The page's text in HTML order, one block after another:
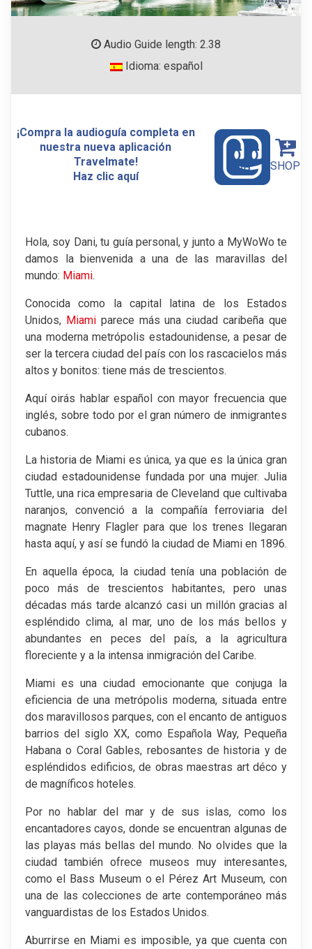
Audio Guide length: 2.38
Idioma: español
¡Compra la audioguía completa en
nuestra nueva aplicación
Travelmate!
Haz clic aquí
SHOP
Hola, soy Dani, tu guía personal, y junto a MyWoWo te
damos la bienvenida a una de las maravillas del
mundo: Miami.
Conocida como la capital latina de los Estados
Unidos, Miamiparece más una ciudad caribeña que
una moderna metrópolis estadounidense, a pesar de
ser la tercera ciudad del país con los rascacielos más
altos y bonitos: tiene más de trescientos.
Aquí oirás hablar español con mayor frecuencia que
inglés, sobre todo por el gran número de inmigrantes
cubanos.
La historia de Miami es única, ya que es la única gran
ciudad estadounidense fundada por una mujer. Julia
Tuttle, una rica empresaria de Cleveland que cultivaba
naranjos, convenció a la compañía ferroviaria del
magnate Henry Flagler para que los trenes llegaran
hasta aquí, y así se fundó la ciudad de Miami en 1896.
En aquella época, la ciudad tenía una población de
poco más de trescientos habitantes, pero unas
décadas más tarde alcanzó casi un millón gracias al
espléndido clima, al mar, uno de los más bellos y
abundantes en peces del país, a la agricultura
floreciente y a la intensa inmigración del Caribe.
Miami es una ciudad emocionante que conjuga la
eficiencia de una metrópolis moderna, situada entre
dos maravillosos parques, con el encanto de antiguos
barrios del siglo XX, como Española Way, Pequeña
Habana o Coral Gables, rebosantes de historia y de
espléndidos edificios, de obras maestras art déco y
de magníficos hoteles.
Por no hablar del mar y de sus islas, como los
encantadores cayos, donde se encuentran algunas de
las playas más bellas del mundo. No olvides que la
ciudad también ofrece museos muy interesantes,
como el Bass Museum o el Pérez Art Museum, con
una de las colecciones de arte contemporáneo más
vanguardistas de los Estados Unidos.
Aburrirse en Miami es imposible, ya que cuenta con